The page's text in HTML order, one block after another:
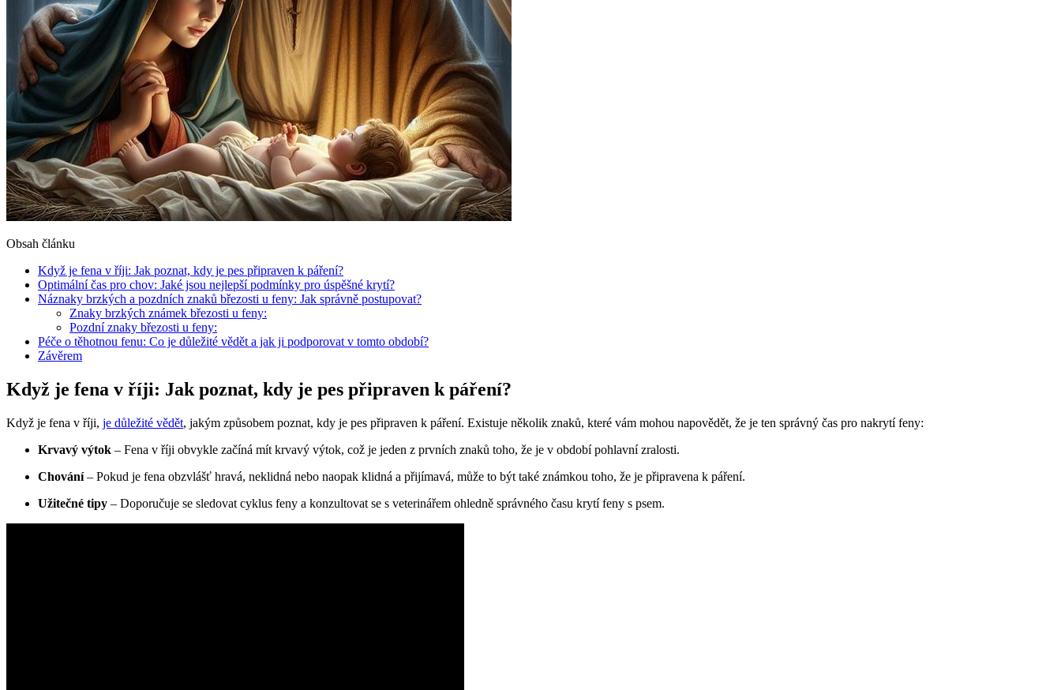
Obsah článku
Když je fena v říji: Jak poznat, kdy je pes připraven k páření?
Optimální čas pro chov: Jaké jsou nejlepší podmínky pro úspěšné krytí?
Náznaky brzkých a pozdních znaků březosti u feny: Jak správně postupovat?
Znaky brzkých známek březosti u feny:
Pozdní znaky březosti u feny:
Péče o těhotnou fenu: Co je důležité vědět a jak ji podporovat v tomto období?
Závěrem
Když je fena v říji: Jak poznat, kdy je pes připraven k páření?
Když je fena v říji, je důležité vědět, jakým způsobem poznat, kdy je pes připraven k páření. Existuje několik znaků, které vám mohou napovědět, že je ten správný čas pro nakrytí feny:
Krvavý výtok – Fena v říji obvykle začíná mít krvavý výtok, což je jeden z prvních znaků toho, že je v období pohlavní zralosti.
Chování– Pokud je fena obzvlášť hravá, neklidná nebo naopak klidná a přijímavá, může to být také známkou toho, že je připravena k páření.
Užitečné tipy – Doporučuje se sledovat cyklus feny a konzultovat se s veterinářem ohledně správného času krytí feny s psem.